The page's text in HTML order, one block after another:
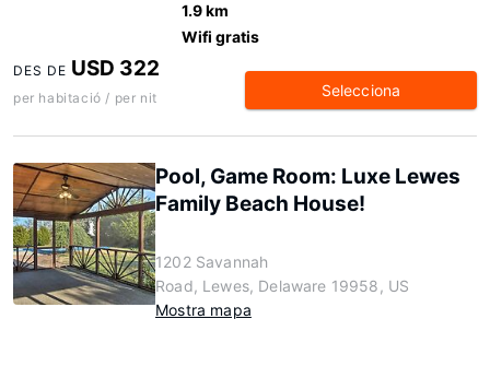
1.9 km
Wifi gratis
DES DE USD 322
per habitació / per nit Selecciona
Pool, Game Room: Luxe Lewes
Family Beach House!
1202 Savannah
Road, Lewes, Delaware 19958, US
Mostra mapa